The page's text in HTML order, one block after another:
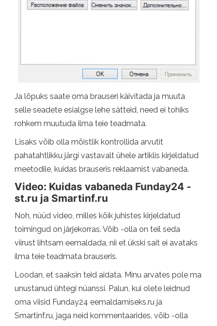
Ja lõpuks saate oma brauseri käivitada ja muuta
selle seadete esialgse lehe sätteid, need ei tohiks
rohkem muutuda ilma teie teadmata.
Lisaks võib olla mõistlik kontrollida arvutit
pahatahtlikku järgi vastavalt ühele artiklis kirjeldatud
meetodile, kuidas brauseris reklaamist vabaneda.
Video: Kuidas vabaneda Funday24 -
st.ru ja Smartinf.ru
Noh, nüüd video, milles kõik juhistes kirjeldatud
toimingud on järjekorras. Võib -olla on teil seda
viirust lihtsam eemaldada, nii et ükski sait ei avataks
ilma teie teadmata brauseris.
Loodan, et saaksin teid aidata. Minu arvates pole ma
unustanud ühtegi nüanssi. Palun, kui olete leidnud
oma viisid Funday24 eemaldamiseks.ru ja
Smartinf.ru, jaga neid kommentaarides, võib -olla